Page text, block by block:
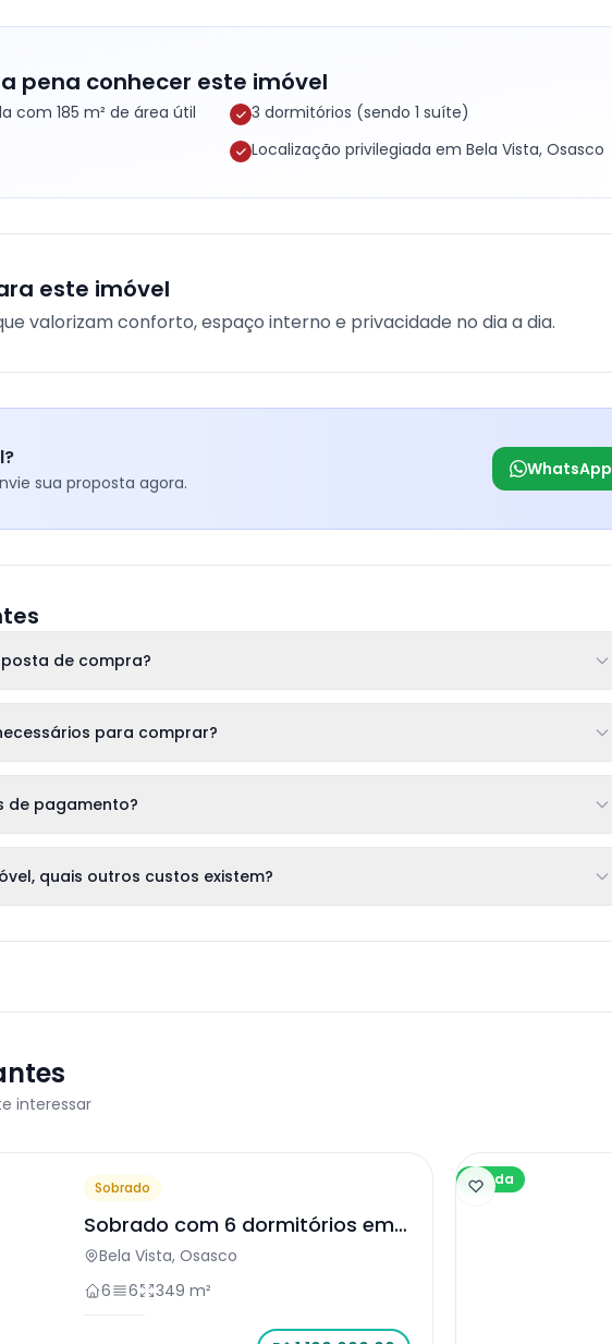
pena conhecer este imóvel
com 185 m² de área útil
3 dormitórios (sendo 1 suíte)
Localização privilegiada em Bela Vista, Osasco
este imóvel
valorizam conforto, espaço interno e privacidade no dia a dia.
sua proposta agora.
WhatsApp
de compra?
para comprar?
de pagamento?
quais outros custos existem?
interessar
Sobrado
Sobrado com 6 dormitórios em
Osasco
Bela Vista, Osasco
6
6 349 m²
Venda